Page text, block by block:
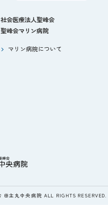
社会医療法人聖峰会
聖峰会マリン病院
マリン病院について
主丸中央病院 ALL RIGHTS RESERVED.